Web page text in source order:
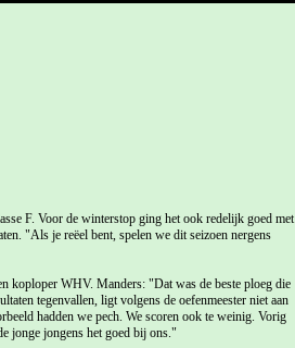
F. Voor de winterstop ging het ook redelijk goed met
"Als je reëel bent, spelen we dit seizoen nergens
koploper WHV. Manders: "Dat was de beste ploeg die
tegenvallen, ligt volgens de oefenmeester niet aan
hadden we pech. We scoren ook te weinig. Vorig
jonge jongens het goed bij ons."